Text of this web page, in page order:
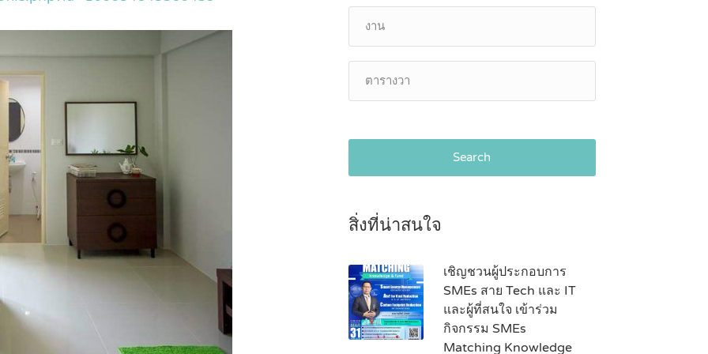
Search
สิ่งที่น่าสนใจ
เชิญชวนผู้ประกอบการ
SMEs สาย Tech และ IT
และผู้ที่สนใจ เข้าร่วม
กิจกรรม SMEs
Matching Knowledge